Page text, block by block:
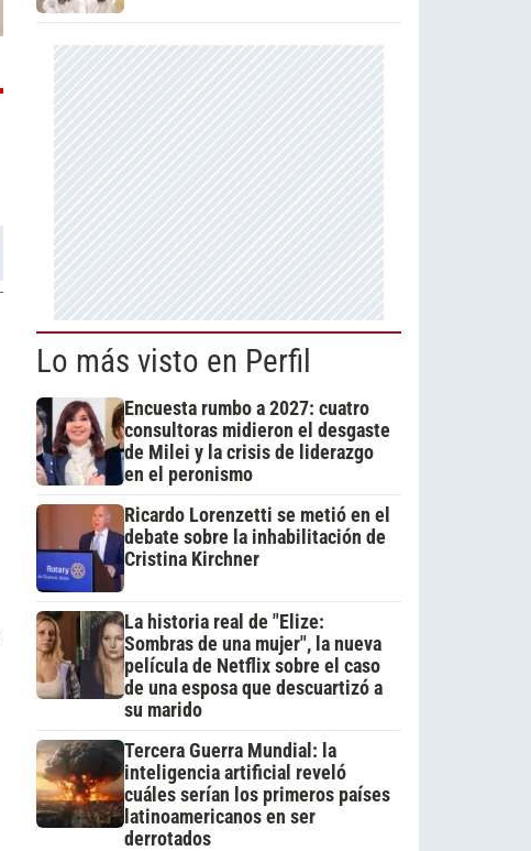
Lo más visto en Perfil
Encuesta rumbo a 2027: cuatro
consultoras midieron el desgaste
de Milei y la crisis de liderazgo
en el peronismo
Ricardo Lorenzetti se metió en el
debate sobre la inhabilitación de
Cristina Kirchner
La historia real de "Elize:
Sombras de una mujer", la nueva
película de Netflix sobre el caso
de una esposa que descuartizó a
su marido
Tercera Guerra Mundial: la
inteligencia artificial reveló
cuáles serían los primeros países
latinoamericanos en ser
derrotados